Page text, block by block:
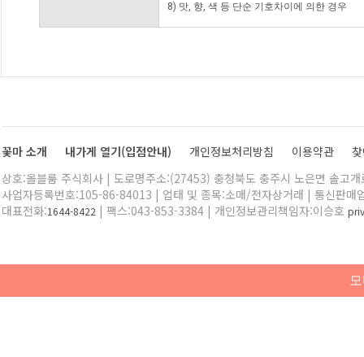
8) 맛, 향, 색 등 단순 기호차이에 의한 경우
꽃마 소개 내가게 열기(입점안내) 개인정보처리방침 이용약관
상호:올블룸 주식회사 | 도로명주소:(27453) 충청북도 충주시 노은면 솔고
사업자등록번호:105-86-84013 | 업태 및 종목:소매/전자상거래 | 통신판매
대표전화:1644-8422 | 팩스:043-853-3384 | 개인정보관리책임자:이승호